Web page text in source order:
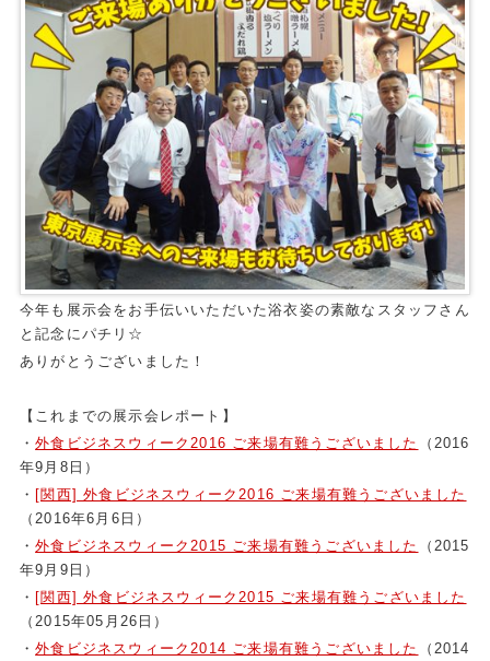
今年も展示会をお手伝いいただいた浴衣姿の素敵なスタッフさん
と記念にパチリ☆
ありがとうございました！
【これまでの展示会レポート】
・外食ビジネスウィーク2016 ご来場有難うございました
（2016
年9月8日）
・ [関西] 外食ビジネスウィーク2016 ご来場有難うございました
（2016年6月6日）
・外食ビジネスウィーク2015 ご来場有難うございました
（2015
年9月9日）
・ [関西] 外食ビジネスウィーク2015 ご来場有難うございました
（2015年05月26日）
・外食ビジネスウィーク2014 ご来場有難うございました
（2014